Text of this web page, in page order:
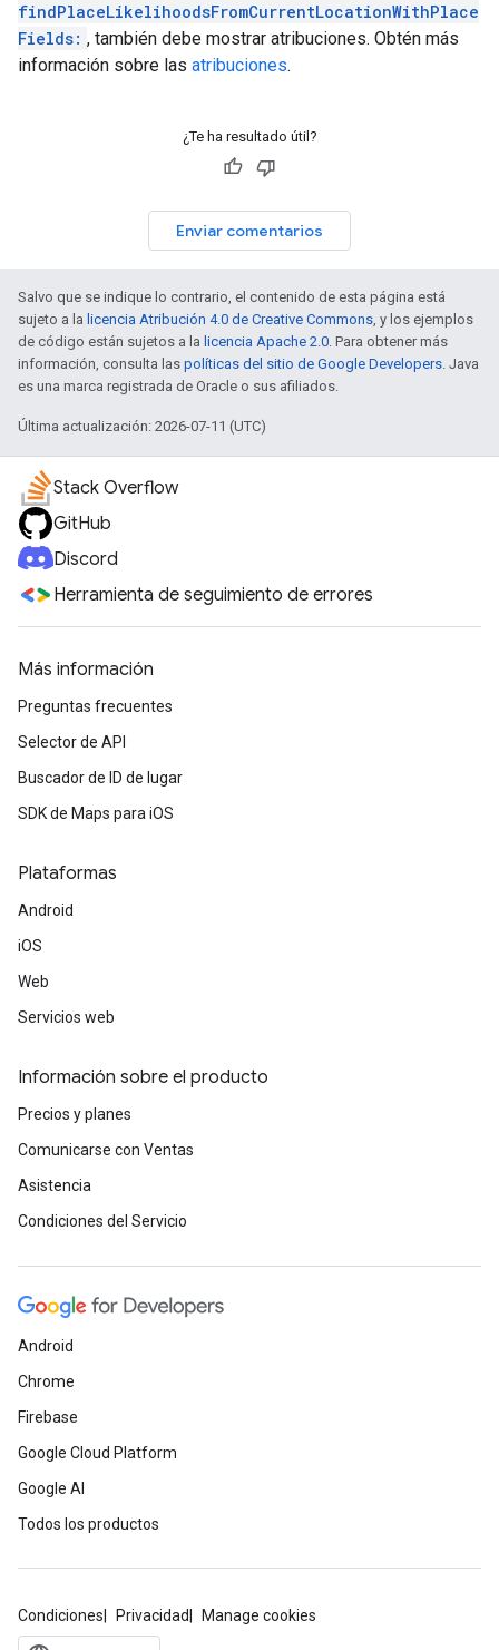
findPlaceLikelihoodsFromCurrentLocationWithPlace
Fields: , también debe mostrar atribuciones. Obtén más
información sobre las atribuciones.
¿Te ha resultado útil?
Enviar comentarios
Salvo que se indique lo contrario, el contenido de esta página está
sujeto a la licencia Atribución 4.0 de Creative Commons, y los ejemplos
de código están sujetos a la licencia Apache 2.0. Para obtener más
información, consulta las políticas del sitio de Google Developers. Java
es una marca registrada de Oracle o sus afiliados.
Última actualización: 2026-07-11 (UTC)
Stack Overflow
GitHub
Discord
Herramienta de seguimiento de errores
Más información
Preguntas frecuentes
Selector de API
Buscador de ID de lugar
SDK de Maps para iOS
Plataformas
Android
iOS
Web
Servicios web
Información sobre el producto
Precios y planes
Comunicarse con Ventas
Asistencia
Condiciones del Servicio
Android
Chrome
Firebase
Google Cloud Platform
Google AI
Todos los productos
Condiciones Privacidad Manage cookies